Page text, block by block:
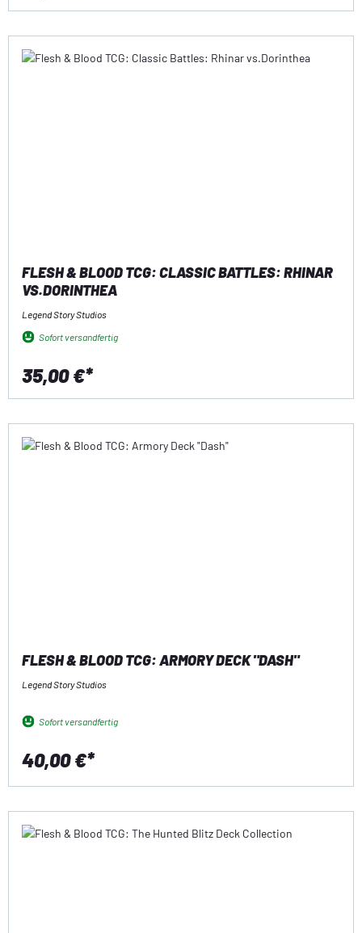
FLESH & BLOOD TCG: CLASSIC BATTLES: RHINAR
VS.DORINTHEA
Legend Story Studios
Sofort versandfertig
35,00 €*
FLESH & BLOOD TCG: ARMORY DECK "DASH"
Legend Story Studios
Sofort versandfertig
40,00 €*